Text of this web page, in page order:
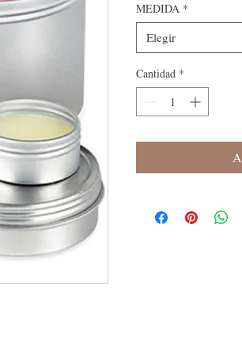
MEDIDA *
Elegir
Cantidad *